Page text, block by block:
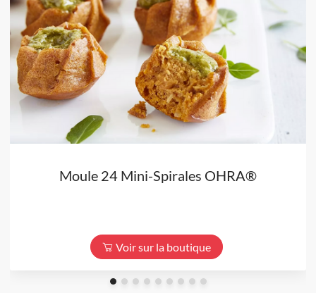
Moule 24 Mini-Spirales OHRA®
Voir sur la boutique